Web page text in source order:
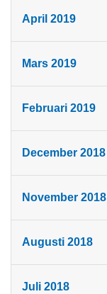
April 2019
Mars 2019
Februari 2019
December 2018
November 2018
Augusti 2018
Juli 2018